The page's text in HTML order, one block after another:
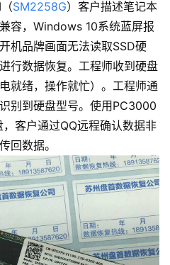
SM2258G）客户描述笔记本
容，Windows 10系统蓝屏报
机品牌画面无法读取SSD硬
行数据恢复。工程师收到硬盘
就绪，操作就忙）。工程师通
别到硬盘型号。使用PC3000
客户通过QQ远程确认数据非
回数据。